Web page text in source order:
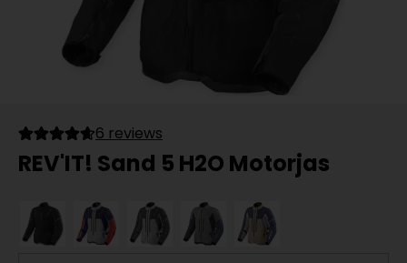
6 reviews
REV'IT! Sand 5 H2O Motorjas